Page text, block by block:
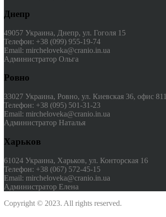
Днепр
49057 Украина, Днепр, ул. Гоголя 15
Телефон: +38 (099) 955-19-74
Email: mircheloveka@cranio.in.ua
Администратор Ольга
Ровно
33027 Украина, Ровно, ул. Киевская 36, офис 811
Телефон: +38 (095) 501-31-23
Email: mircheloveka@cranio.in.ua
Администратор Наталья
Харьков
61024 Украина, Харьков, ул. Конторская 16
Телефон: +38 (067) 572-45-15
Email: mircheloveka@cranio.in.ua
Администратор Елена
Copyright © 2023. All rights reserved.